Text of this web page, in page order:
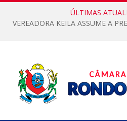
ÚLTIMAS